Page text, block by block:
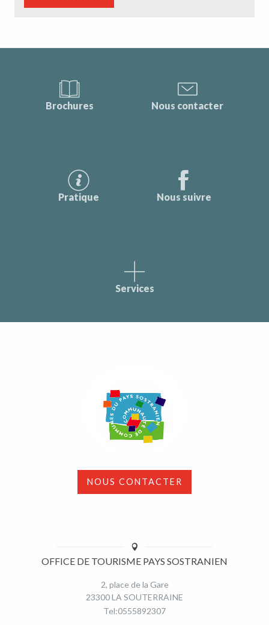
Brochures Nous contacter
Pratique Nous suivre
Services
NOUS CONTACTER
OFFICE DE TOURISME PAYS SOSTRANIEN
2, place de la Gare
23300 LA SOUTERRAINE
Tel:0555892307